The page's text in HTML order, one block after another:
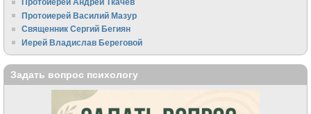
Протоиерей Андрей Ткачёв
Протоиерей Василий Мазур
Священник Сергий Бегиян
Иерей Владислав Береговой
Задать вопрос психологу